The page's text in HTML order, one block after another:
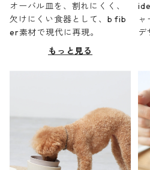
オーバル皿を、割れにくく、
欠けにくい食器として、b fib
er素材で現代に再現。
もっと見る
デ